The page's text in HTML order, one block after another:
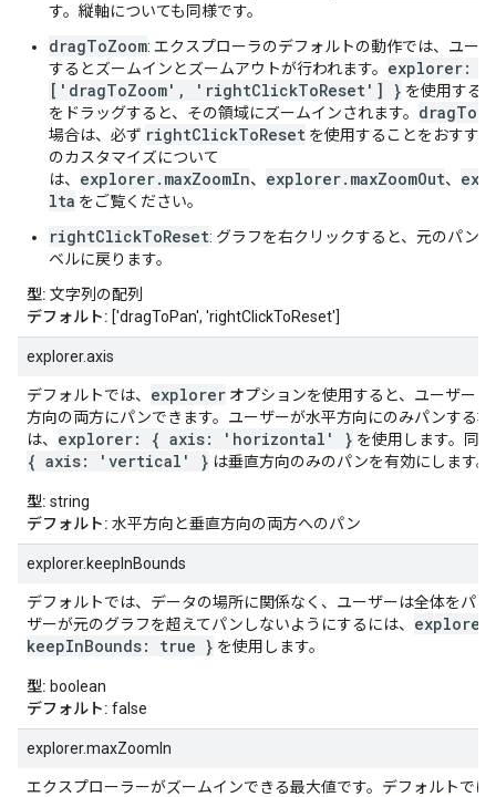
す。縦軸についても同様です。
dragToZoom: エクスプローラのデフォルトの動作では、ユー
するとズームインとズームアウトが行われます。 explorer: {
['dragToZoom', 'rightClickToReset'] } を使用する
をドラッグすると、その領域にズームインされます。
場合は、必ず rightClickToReset を使用することをおすす
のカスタマイズについて
は、 explorer.maxZoomIn、 explorer.maxZoomOut、
lta をご覧ください。
rightClickToReset: グラフを右クリックすると、元のパン
ベルに戻ります。
型: 文字列の配列
デフォルト: ['dragToPan', 'rightClickToReset']
explorer.axis
デフォルトでは、 explorer オプションを使用すると、ユーザー
方向の両方にパンできます。ユーザーが水平方向にのみパンする場
は、 explorer: { axis: 'horizontal' } を使用します。同
{ axis: 'vertical' } は垂直方向のみのパンを有効にします。
型: string
デフォルト: 水平方向と垂直方向の両方へのパン
explorer.keepInBounds
デフォルトでは、データの場所に関係なく、ユーザーは全体をパ
ザーが元のグラフを超えてパンしないようにするには、
keepInBounds: true } を使用します。
型: boolean
デフォルト: false
explorer.maxZoomIn
エクスプローラーがズームインできる最大値です。デフォルトでは